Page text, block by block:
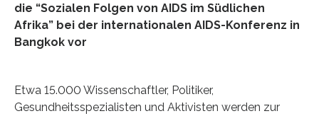
die “Sozialen Folgen von AIDS im Südlichen
Afrika” bei der internationalen AIDS-Konferenz in
Bangkok vor
Etwa 15.000 Wissenschaftler, Politiker,
Gesundheitsspezialisten und Aktivisten werden zur